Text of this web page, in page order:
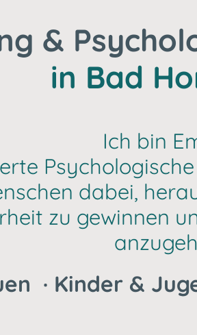
&
in Bad
Ich bin
dabei,
zu gewinnen
· Kinder &